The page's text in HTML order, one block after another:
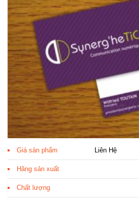
Giá sản phẩm Liên Hệ
Hãng sản xuất
Chất lượng